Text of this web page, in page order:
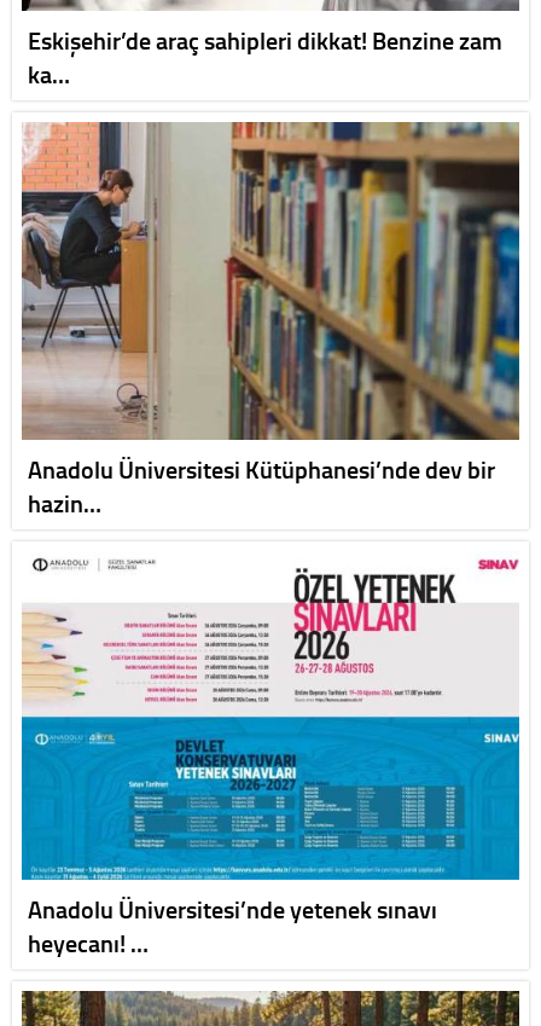
Eskişehir’de araç sahipleri dikkat! Benzine zam
ka…
Anadolu Üniversitesi Kütüphanesi’nde dev bir
hazin…
Anadolu Üniversitesi’nde yetenek sınavı
heyecanı! …